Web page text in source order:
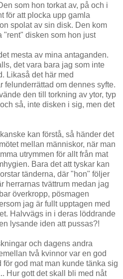
som hon torkat av, på och i
för att plocka upp gamla
spolat av sin disk. Den kom
"rent" disken som hon just
mesta av mina antaganden.
det vara bara jag som inte
Likaså det här med
felunderrättad om dennes syfte.
den till torkning av ytor, typ
så, inte disken i sig, men det
kan förstå, så händer det
mellan människor, när man
utrymmen för allt från mat
Bara det att tyskar kan
tänderna, där "hon" följer
herrarnas tvättrum medan jag
överkropp, pösmagen
jag är fullt upptagen med
Halvvägs in i deras löddrande
lysande iden att pussas?!
och dagens andra
två kvinnor var en god
god mat man kunde tänka sig
Hur gott det skall bli med nåt